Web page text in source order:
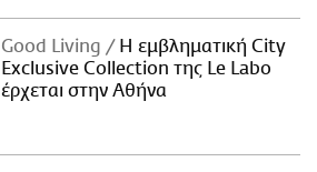
Good Living
Η εμβληματική City
Exclusive Collection της Le Labo
έρχεται στην Αθήνα